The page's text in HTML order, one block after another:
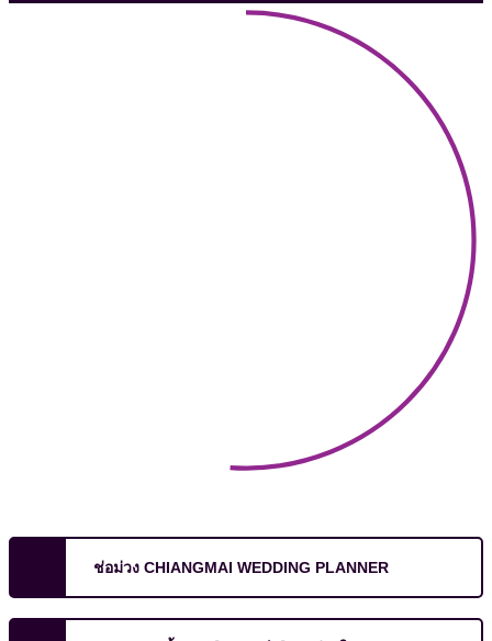
ช่อม่วง CHIANGMAI WEDDING PLANNER